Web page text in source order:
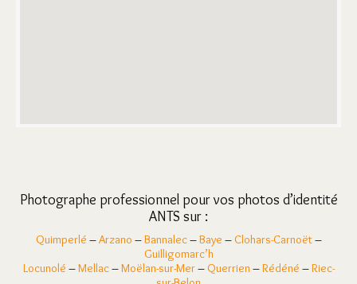
Photographe professionnel pour vos photos d’identité
ANTS sur :
Quimperlé –Arzano –Bannalec–Baye – Clohars-Carnoët–
Guilligomarc’h
Locunolé –Mellac–Moëlan-sur-Mer– Querrien –Rédéné –Riec-